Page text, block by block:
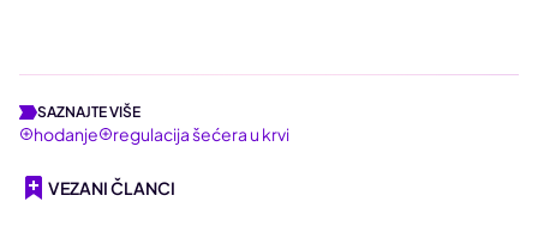
SAZNAJTE VIŠE
hodanje regulacija šećera u krvi
VEZANI ČLANCI